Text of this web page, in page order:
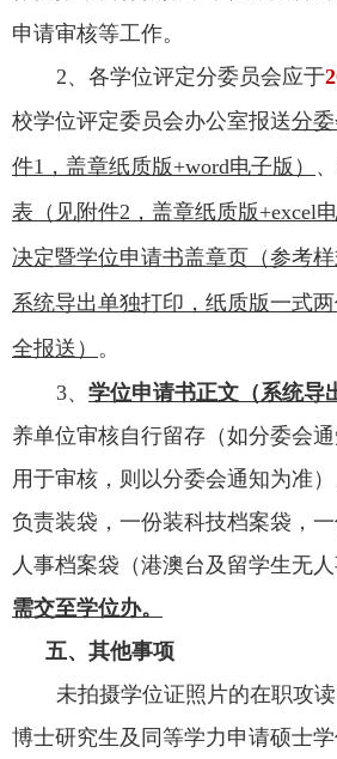
申请审核等工作。
2、 各学位评定分委员会应于
校学位评定委员会办公室报送分
件1，盖章纸质版+word电子版） 、
表 （ 见附件2，盖章纸质版+excel电
决定暨学位申请书盖章页 （参考
系统导出单独打印，纸质版一式
全报送） 。
3、 学位申请书正文（系统导
养单位审核自行留存（如分委会
用于审核，则以分委会通知为准
负责装袋，一份装科技档案袋，
人事档案袋（港澳台及留学生无人
需交至学位办。
五、其他事项
未拍摄学位证照片的在职攻
博士研究生及同等学力申请硕士